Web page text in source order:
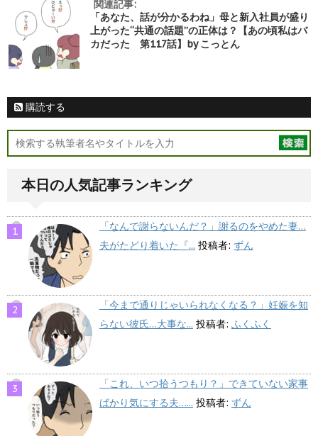
関連記事:
「あなた、話が分かるわね」母と新入社員が盛り
上がった“共通の話題”の正体は？【あの頃私はバ
カだった 第117話】by こっとん
購読する
本日の人気記事ランキング
「なんで謝らないんだ？」謝るのをやめた妻…
夫がたどり着いた『... 投稿者: ずん
「今まで通りじゃいられなくなる？」妊娠を知
らない彼氏…大事な... 投稿者: ふくふく
「これ、いつ拾うつもり？」できていない家事
ばかり気にする夫…... 投稿者: ずん